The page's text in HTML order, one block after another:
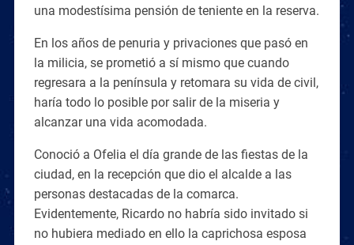
una modestísima pensión de teniente en la reserva.
En los años de penuria y privaciones que pasó en
la milicia, se prometió a sí mismo que cuando
regresara a la península y retomara su vida de civil,
haría todo lo posible por salir de la miseria y
alcanzar una vida acomodada.
Conoció a Ofelia el día grande de las fiestas de la
ciudad, en la recepción que dio el alcalde a las
personas destacadas de la comarca.
Evidentemente, Ricardo no habría sido invitado si
no hubiera mediado en ello la caprichosa esposa